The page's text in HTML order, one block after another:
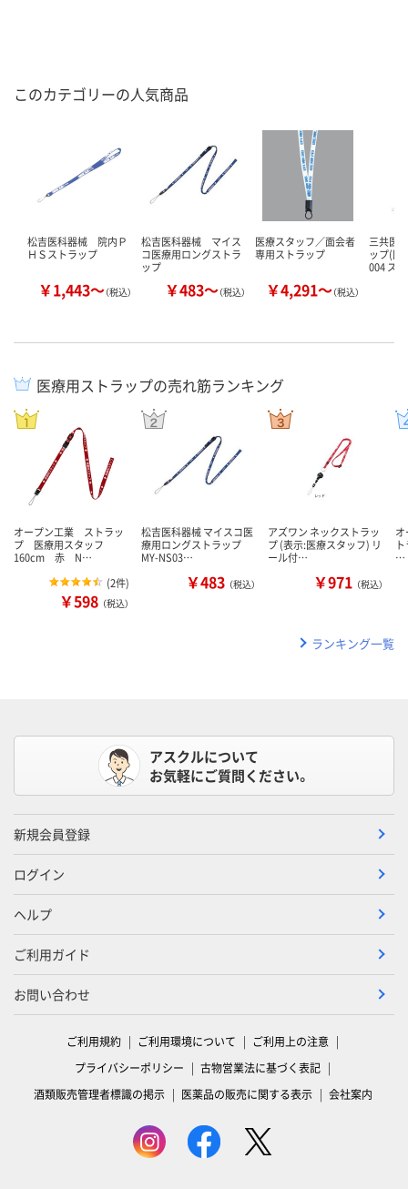
このカテゴリーの人気商品
松吉医科器械 院内Ｐ
ＨＳストラップ
￥1,443～（税込）
松吉医科器械 マイス
コ医療用ロングストラ
ップ
￥483～（税込）
医療スタッフ／面会者
専用ストラップ
￥4,291～（税込）
三共医
ップ(医
004 ス…
医療用ストラップの売れ筋ランキング
オープン工業 ストラッ
プ 医療用スタッフ
160cm 赤 N…
(2件)
￥598 （税込）
松吉医科器械 マイスコ医
療用ロングストラップ
MY-NS03…
￥483 （税込）
アズワン ネックストラッ
プ (表示:医療スタッフ) リ
ール付…
￥971 （税込）
…
ランキング一覧
アスクルについて
お気軽にご質問ください。
新規会員登録
ログイン
ヘルプ
ご利用ガイド
お問い合わせ
ご利用規約 ご利用環境について
ご利用上の注意
プライバシーポリシー
古物営業法に基づく表記
酒類販売管理者標識の掲示
医薬品の販売に関する表示 会社案内